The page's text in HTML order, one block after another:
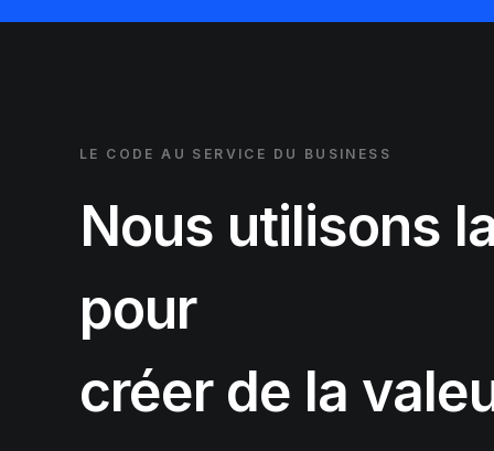
LE CODE AU SERVICE DU BUSINESS
Nous utilisons
pour
créer de la